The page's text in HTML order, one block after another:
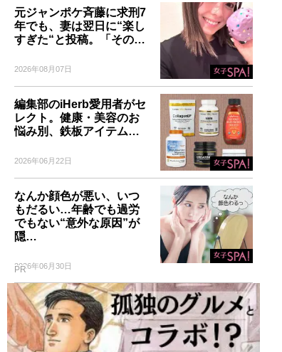
元ジャンポケ斉藤に求刑7
年でも、妻は翌日に“楽し
すぎた“と投稿。「その…
2026年08月07日
編集部のiHerb愛用者がセ
レクト。健康・美容のお
悩み別、鉄板アイテム…
2026年06月22日
なんか顔色が悪い、いつ
もだるい…年齢でも過労
でもない“意外な原因”が
隠…
2026年06月30日
PR